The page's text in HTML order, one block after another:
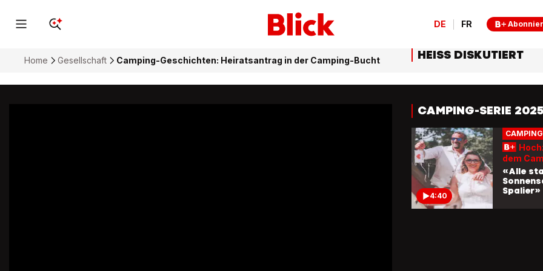
DE FR
Home Gesellschaft Camping-Geschichten: Heiratsantrag in der Camping-Bucht
CAMPING-SERIE 2025
4:25
Steiners
4:40
dem
«Alle
Spalier»
HEISS DISKUTIERT